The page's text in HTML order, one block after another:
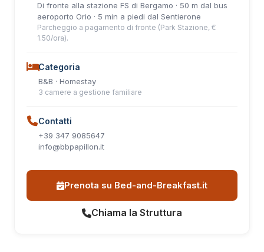
Di fronte alla stazione FS di Bergamo · 50 m dal bus
aeroporto Orio · 5 min a piedi dal Sentierone
Parcheggio a pagamento di fronte (Park Stazione, €
1.50/ora).
Categoria
B&B · Homestay
3 camere a gestione familiare
Contatti
+39 347 9085647
info@bbpapillon.it
Prenota su Bed-and-Breakfast.it
Chiama la Struttura